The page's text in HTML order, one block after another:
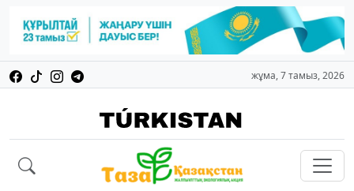
жұма, 7 тамыз, 2026